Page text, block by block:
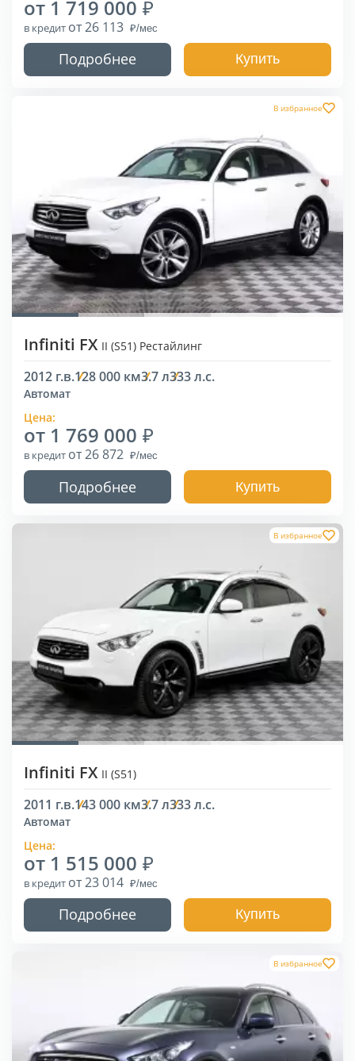
от 1 719 000
в кредит от 26 113
Подробнее Купить
В избранное
Infiniti FX II (S51) Рестайлинг
2012 г.в.128 000 км3.7 л333 л.с.
Автомат
Цена:
от 1 769 000
в кредит от 26 872
Подробнее Купить
В избранное
Infiniti FX II (S51)
2011 г.в.143 000 км3.7 л333 л.с.
Автомат
Цена:
от 1 515 000
в кредит от 23 014
Подробнее Купить
В избранное